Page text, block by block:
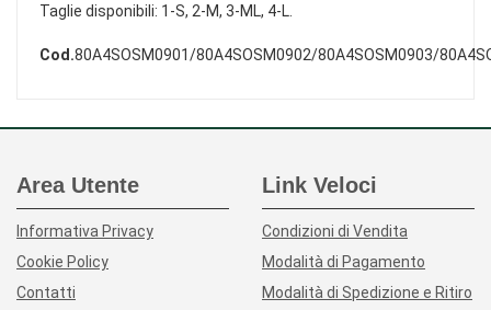
Taglie disponibili: 1-S, 2-M, 3-ML, 4-L.
Cod.80A4SOSM0901/80A4SOSM0902/80A4SOSM0903/
Area Utente
Informativa Privacy
Cookie Policy
Contatti
Link Veloci
Condizioni di Vendita
Modalità di Pagamento
Modalità di Spedizione e Ritiro